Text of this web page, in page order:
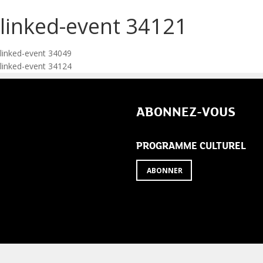
linked-event 34121
Navigation
de
linked-event 34049
linked-event 34124
ABONNEZ-VOUS
PROGRAMME CULTUREL
ABONNER